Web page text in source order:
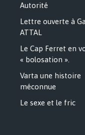
Autorité
Lettre ouverte à
ATTAL
Le Cap Ferret en
« bolosation ».
Varta une histoire
méconnue
Le sexe et le fric